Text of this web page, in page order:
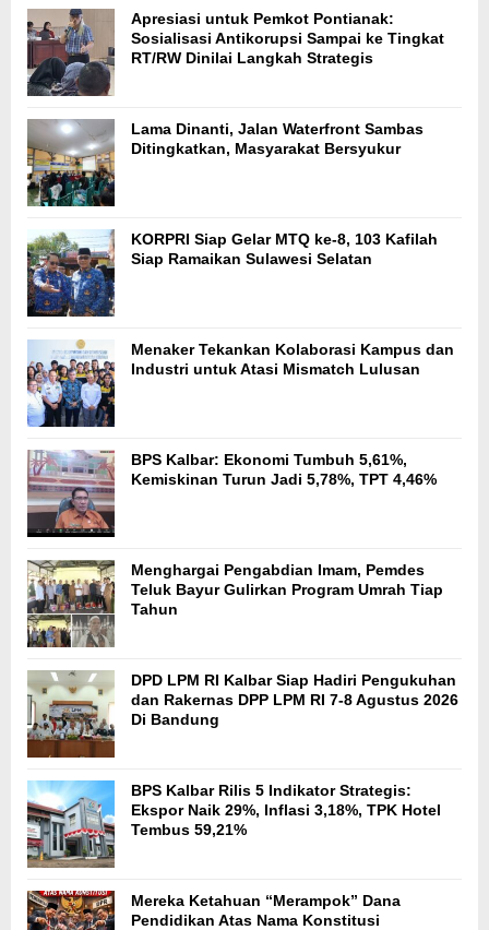
Apresiasi untuk Pemkot Pontianak:
Sosialisasi Antikorupsi Sampai ke Tingkat
RT/RW Dinilai Langkah Strategis
Lama Dinanti, Jalan Waterfront Sambas
Ditingkatkan, Masyarakat Bersyukur
KORPRI Siap Gelar MTQ ke-8, 103 Kafilah
Siap Ramaikan Sulawesi Selatan
Menaker Tekankan Kolaborasi Kampus dan
Industri untuk Atasi Mismatch Lulusan
BPS Kalbar: Ekonomi Tumbuh 5,61%,
Kemiskinan Turun Jadi 5,78%, TPT 4,46%
Menghargai Pengabdian Imam, Pemdes
Teluk Bayur Gulirkan Program Umrah Tiap
Tahun
DPD LPM RI Kalbar Siap Hadiri Pengukuhan
dan Rakernas DPP LPM RI 7-8 Agustus 2026
Di Bandung
BPS Kalbar Rilis 5 Indikator Strategis:
Ekspor Naik 29%, Inflasi 3,18%, TPK Hotel
Tembus 59,21%
Mereka Ketahuan “Merampok” Dana
Pendidikan Atas Nama Konstitusi